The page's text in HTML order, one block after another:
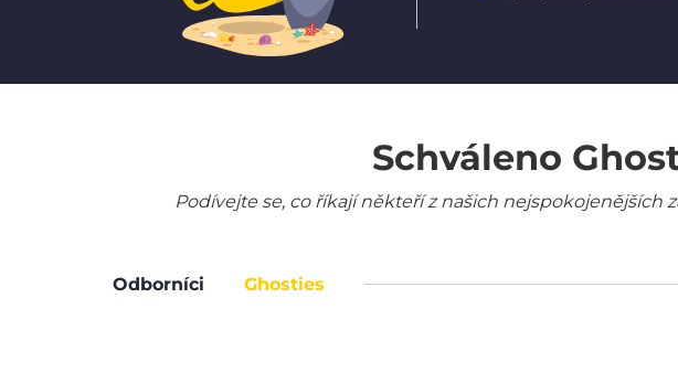
Schváleno
Podívejte se, co říkají někteří z našich
Odborníci Ghosties